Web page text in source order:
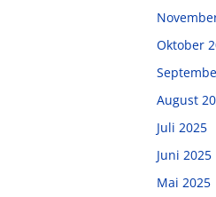
Oktober
August
Juli 2025
Juni 2025
Mai 2025